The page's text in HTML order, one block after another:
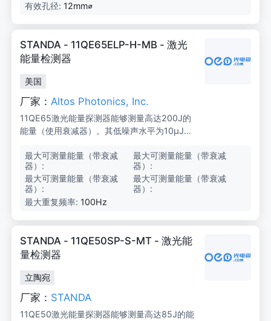
有效孔径: 12mm⌀
STANDA - 11QE65ELP-H-MB - 激光
能量检测器
美国
厂家： Altos Photonics, Inc.
11QE65激光能量探测器能够测量高达200J的
能量（使用衰减器）。其低噪声水平为10μJ，
M、制造和实验室应用。
最大可测量能量（带衰减
器）:
2
0
0
J
最大可测量能量（带衰减
器）:
最大可测量能量（带衰减
器）:
2
0
最大可测量能量（带衰减
器）:
最大重复频率: 100Hz
STANDA - 11QE50SP-S-MT - 激光能
量检测器
立陶宛
厂家： STANDA
11QE50激光能量探测器能够测量高达85J的能